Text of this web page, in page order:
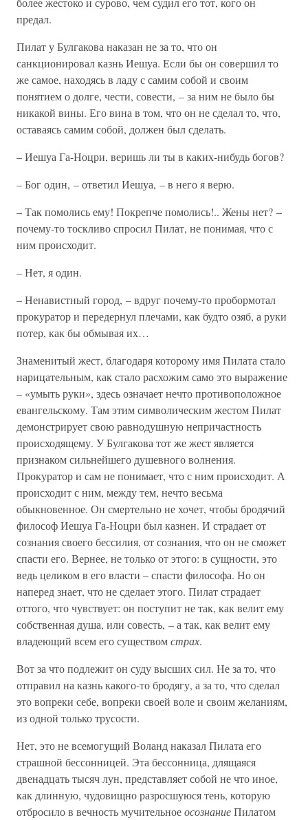
предал.
Пилат у Булгакова наказан не за то, что он
санкционировал казнь Иешуа. Если бы он совершил то
же самое, находясь в ладу с самим собой и своим
понятием о долге, чести, совести, – за ним не было бы
никакой вины. Его вина в том, что он не сделал то, что,
оставаясь самим собой, должен был сделать.
– Иешуа Га-Ноцри, веришь ли ты в каких-нибудь богов?
– Бог один, – ответил Иешуа, – в него я верю.
– Так помолись ему! Покрепче помолись!.. Жены нет? –
почему-то тоскливо спросил Пилат, не понимая, что с
ним происходит.
– Нет, я один.
– Ненавистный город, – вдруг почему-то пробормотал
прокуратор и передернул плечами, как будто озяб, а руки
потер, как бы обмывая их…
Знаменитый жест, благодаря которому имя Пилата стало
нарицательным, как стало расхожим само это выражение
– «умыть руки», здесь означает нечто противоположное
евангельскому. Там этим символическим жестом Пилат
демонстрирует свою равнодушную непричастность
происходящему. У Булгакова тот же жест является
признаком сильнейшего душевного волнения.
Прокуратор и сам не понимает, что с ним происходит. А
происходит с ним, между тем, нечто весьма
обыкновенное. Он смертельно не хочет, чтобы бродячий
философ Иешуа Га-Ноцри был казнен. И страдает от
сознания своего бессилия, от сознания, что он не сможет
спасти его. Вернее, не только от этого: в сущности, это
ведь целиком в его власти – спасти философа. Но он
наперед знает, что не сделает этого. Пилат страдает
оттого, что чувствует: он поступит не так, как велит ему
собственная душа, или совесть, – а так, как велит ему
владеющий всем его существомстрах.
Вот за что подлежит он суду высших сил. Не за то, что
отправил на казнь какого-то бродягу, а за то, что сделал
это вопреки себе, вопреки своей воле и своим желаниям,
из одной только трусости.
Нет, это не всемогущий Воланд наказал Пилата его
страшной бессонницей. Эта бессонница, длящаяся
двенадцать тысяч лун, представляет собой не что иное,
как длинную, чудовищно разросшуюся тень, которую
отбросило в вечность мучительноеосознаниеПилатом